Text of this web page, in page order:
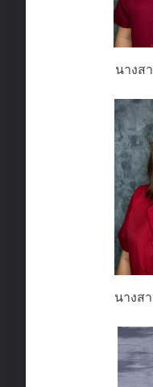
นางส
นางส